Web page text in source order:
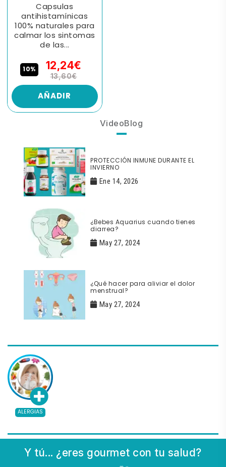
Capsulas
antihistamínicas
100% naturales para
calmar los sintomas
de las...
10% 12,24€
13,60€
AÑADIR
VideoBlog
PROTECCIÓN INMUNE DURANTE EL
INVIERNO
Ene 14, 2026
¿Bebes Aquarius cuando tienes
diarrea?
May 27, 2024
¿Qué hacer para aliviar el dolor
menstrual?
May 27, 2024
ALERGIAS
Y tú... ¿eres gourmet con tu salud?